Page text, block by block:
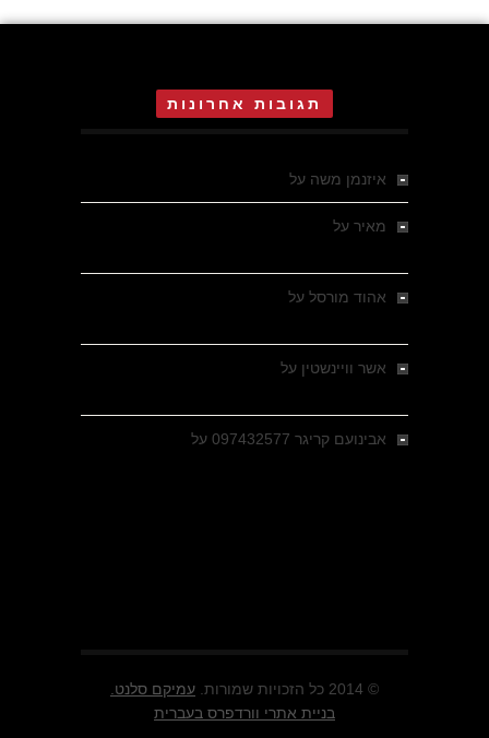
תגובות אחרונות
איזנמן משה על
מאיר על
אהוד מורסל על
אשר וויינשטין על
אבינועם קריגר 097432577 על
© 2014 כל הזכויות שמורות.
עמיקם סלנט.
בניית אתרי וורדפרס בעברית